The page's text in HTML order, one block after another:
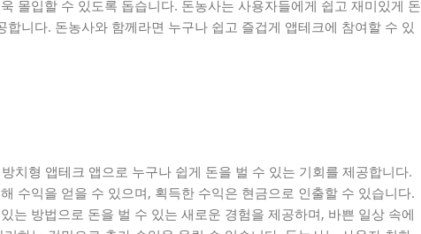
몰입할 수 있도록 돕습니다. 돈농사는 사용자들에게 쉽고 재미있게 돈
합니다. 돈농사와 함께라면 누구나 쉽고 즐겁게 앱테크에 참여할 수 있
치형 앱테크 앱으로 누구나 쉽게 돈을 벌 수 있는 기회를 제공합니다.
수익을 얻을 수 있으며, 획득한 수익은 현금으로 인출할 수 있습니다.
는 방법으로 돈을 벌 수 있는 새로운 경험을 제공하며, 바쁜 일상 속에